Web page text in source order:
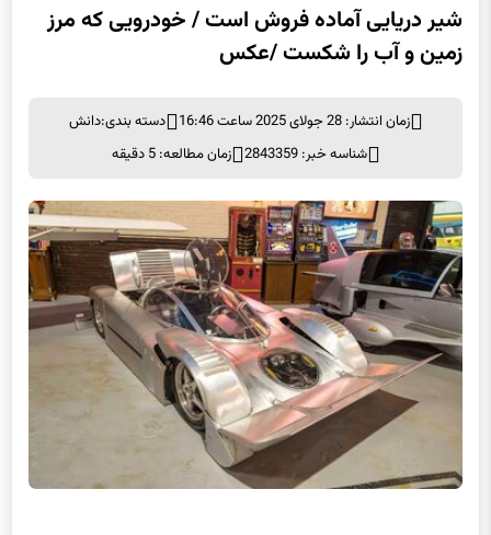
شیر دریایی آماده فروش است / خودرویی که مرز
زمین و آب را شکست /عکس
زمان انتشار: 28 جولای 2025 ساعت 16:46 دسته بندی:دانش
شناسه خبر: 2843359
زمان مطالعه: 5 دقیقه